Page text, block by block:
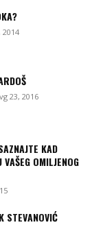
2014
23, 2016
KAD
OMILJENOG
STEVANOVIĆ